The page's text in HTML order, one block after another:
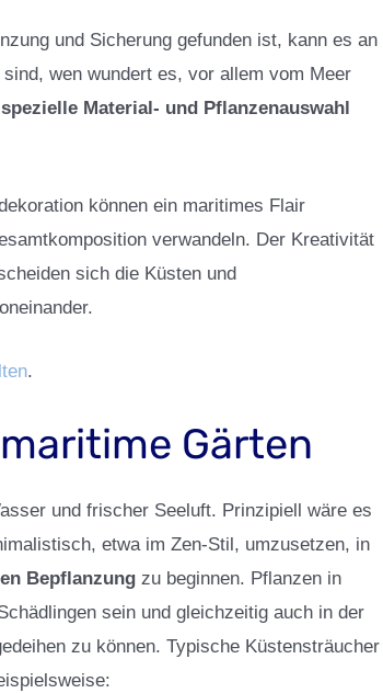
und Sicherung gefunden ist, kann es an
wen wundert es, vor allem vom Meer
spezielle Material- und Pflanzenauswahl
können ein maritimes Flair
verwandeln. Der Kreativität
sich die Küsten und
.
Gärten
und frischer Seeluft. Prinzipiell wäre es
etwa im Zen-Stil, umzusetzen, in
Bepflanzung zu beginnen. Pflanzen in
sein und gleichzeitig auch in der
zu können. Typische Küstensträucher